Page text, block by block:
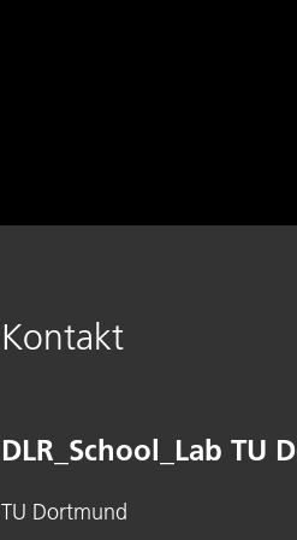
Kontakt
DLR_School_Lab TU
TU Dortmund